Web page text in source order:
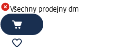
Všechny prodejny dm